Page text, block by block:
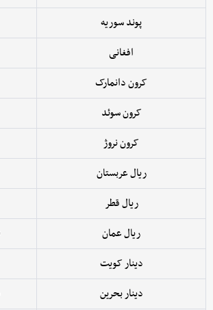
پوند سوریه
افغانی
کرون دانمارک
کرون سوئد
کرون نروژ
ریال عربستان
ریال قطر
ریال عمان
دینار کویت
دینار بحرین